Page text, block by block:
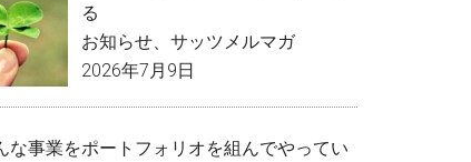
る
お知らせ
サッツメルマガ
2026年7月9日
な事業をポートフォリオを組んでやってい